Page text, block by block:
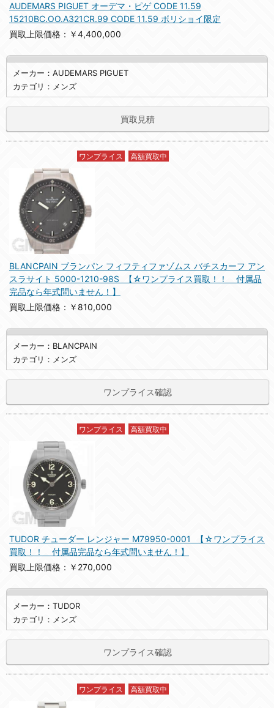
AUDEMARS PIGUET オーデマ・ピゲ CODE 11.59
15210BC.OO.A321CR.99 CODE 11.59 ボリショイ限定
買取上限価格：￥4,400,000
メーカー：AUDEMARS PIGUET
カテゴリ：メンズ
買取見積
ワンプライス 高額買取中
BLANCPAIN ブランパン フィフティファゾムス バチスカーフ アン
スラサイト 5000-1210-98S 【☆ワンプライス買取！！ 付属品
完品なら年式問いません！】
買取上限価格：￥810,000
メーカー：BLANCPAIN
カテゴリ：メンズ
ワンプライス確認
ワンプライス 高額買取中
TUDOR チューダー レンジャー M79950-0001 【☆ワンプライス
買取！！ 付属品完品なら年式問いません！】
買取上限価格：￥270,000
メーカー：TUDOR
カテゴリ：メンズ
ワンプライス確認
ワンプライス 高額買取中